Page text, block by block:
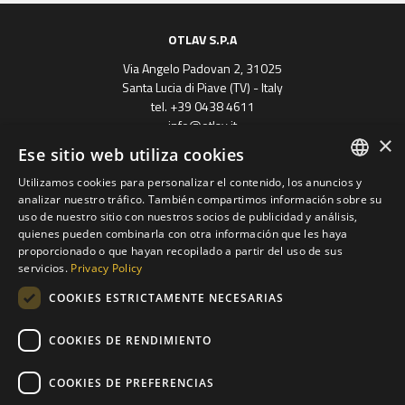
OTLAV S.P.A
Via Angelo Padovan 2, 31025
Santa Lucia di Piave (TV) - Italy
tel. +39 0438 4611
info@otlav.it
P.Iva 01171050261
Privacy |Company info
Regione Veneto
ENGLISH
SPANISH
FRENCH
×
Ese sitio web utiliza cookies
Utilizamos cookies para personalizar el contenido, los anuncios y
analizar nuestro tráfico. También compartimos información sobre su
uso de nuestro sitio con nuestros socios de publicidad y análisis,
quienes pueden combinarla con otra información que les haya
proporcionado o que hayan recopilado a partir del uso de sus
servicios. Privacy Policy
COOKIES ESTRICTAMENTE NECESARIAS
COOKIES DE RENDIMIENTO
COOKIES DE PREFERENCIAS